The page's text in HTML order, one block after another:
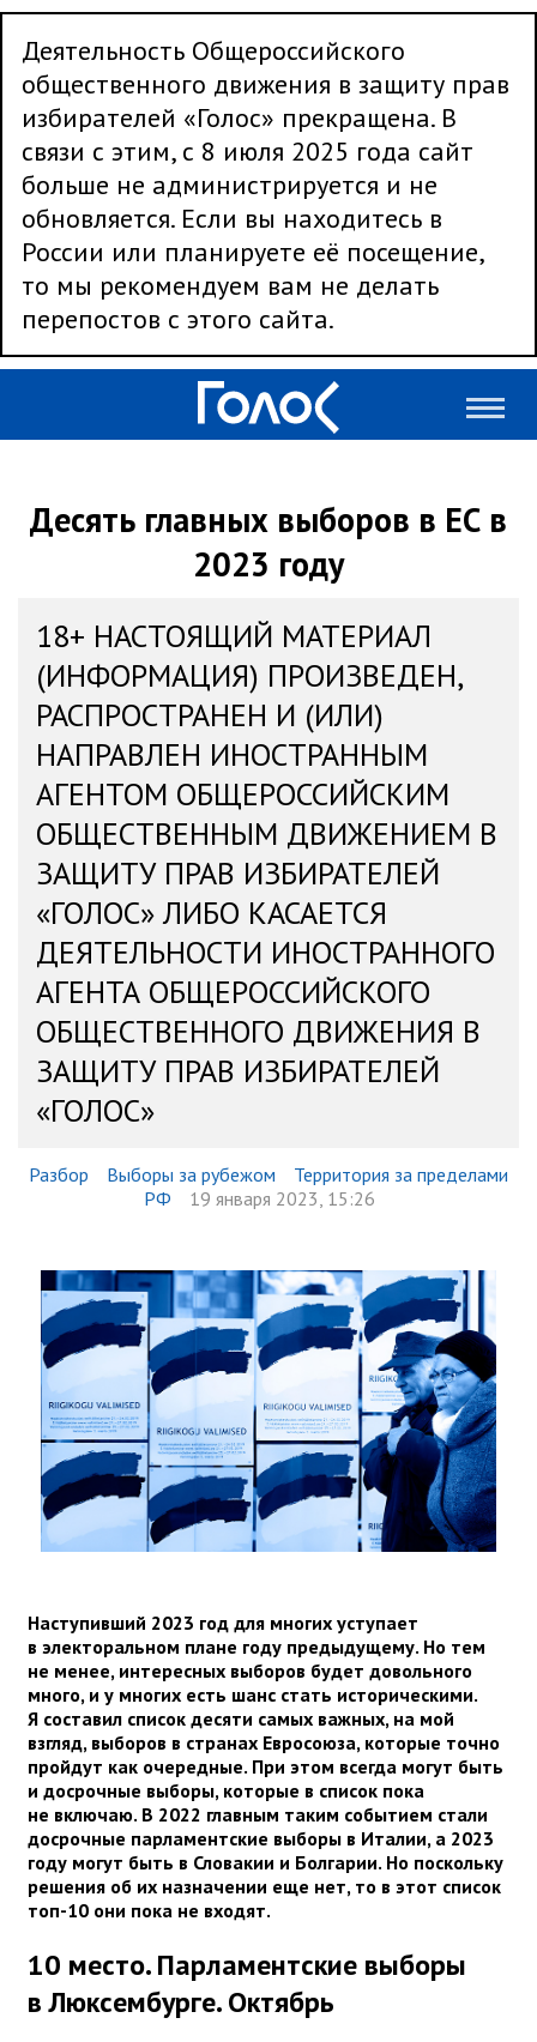
Деятельность Общероссийского
общественного движения в защиту прав
избирателей «Голос» прекращена. В
связи с этим, с 8 июля 2025 года сайт
больше не администрируется и не
обновляется. Если вы находитесь в
России или планируете её посещение,
то мы рекомендуем вам не делать
перепостов с этого сайта.
Десять главных выборов в ЕС в
2023 году
18+ НАСТОЯЩИЙ МАТЕРИАЛ
(ИНФОРМАЦИЯ) ПРОИЗВЕДЕН,
РАСПРОСТРАНЕН И (ИЛИ)
НАПРАВЛЕН ИНОСТРАННЫМ
АГЕНТОМ ОБЩЕРОССИЙСКИМ
ОБЩЕСТВЕННЫМ ДВИЖЕНИЕМ В
ЗАЩИТУ ПРАВ ИЗБИРАТЕЛЕЙ
«ГОЛОС» ЛИБО КАСАЕТСЯ
ДЕЯТЕЛЬНОСТИ ИНОСТРАННОГО
АГЕНТА ОБЩЕРОССИЙСКОГО
ОБЩЕСТВЕННОГО ДВИЖЕНИЯ В
ЗАЩИТУ ПРАВ ИЗБИРАТЕЛЕЙ
«ГОЛОС»
Разбор Выборы за рубежом
Территория за пределами
РФ
19 января 2023, 15:26
Наступивший 2023 год для многих уступает
в электоральном плане году предыдущему. Но тем
не менее, интересных выборов будет довольного
много, и у многих есть шанс стать историческими.
Я составил список десяти самых важных, на мой
взгляд, выборов в странах Евросоюза, которые точно
пройдут как очередные. При этом всегда могут быть
и досрочные выборы, которые в список пока
не включаю. В 2022 главным таким событием стали
досрочные парламентские выборы в Италии, а 2023
году могут быть в Словакии и Болгарии. Но поскольку
решения об их назначении еще нет, то в этот список
топ-10 они пока не входят.
10 место. Парламентские выборы
в Люксембурге. Октябрь